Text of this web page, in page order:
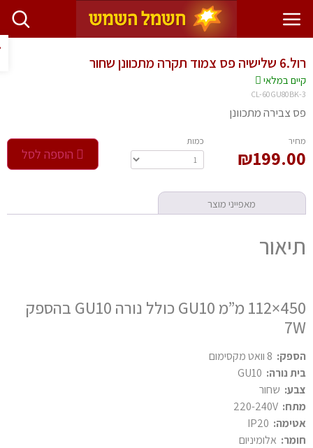
תקרה מתכוונן שחור
במלאי‬
CL-
צבירה מתכוונן
₪
‫כמות‬
הוספה לסל
מאפייני מוצר
450×112 מ”מ GU10 כולל נורה GU10 בהספק
8 וואט מקסימום
נורה:GU10
שחור
220-240V
IP20
אלומיניום